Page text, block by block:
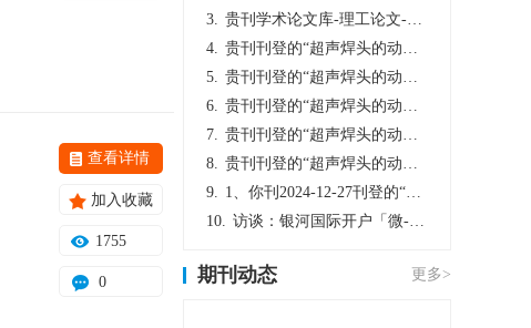
查看详情
加入收藏
1755
0
3. 贵刊学术论文库-理工论文-第16页刊登的“超声焊头的动力学分析与优化设计”，作者lizhiwei，时间2024-12-27，该论文由我本人在机电工程技术2024年第10期公开发表，lizhiwei并非本人，请将文章删除，消除影响，谢谢！
4. 贵刊刊登的“超声焊头的动力学分析与优化设计”，作者lizhiwei，时间2024-12-27，该论文由我本人在机电工程技术2024年第10期公开发表，lizhiwei并非本人，请将文章删除，消除影响，谢谢！
5. 贵刊刊登的“超声焊头的动力学分析与优化设计”，作者lizhiwei，时间2024-12-27，该论文由我本人在机电工程技术2024年第10期公开发表，lizhiwei并非本人，请将文章删除，消除影响，谢谢！
6. 贵刊刊登的“超声焊头的动力学分析与优化设计”，作者lizhiwei，时间2024-12-27，该论文由我本人在机电工程技术2024年第10期公开发表，lizhiwei并非本人，请将文章删除，消除影响，谢谢！
7. 贵刊刊登的“超声焊头的动力学分析与优化设计”，作者lizhiwei，时间2024-12-27，该论文由我本人在机电工程技术2024年第10期公开发表，lizhiwei并非本人，请将文章删除，消除影响，谢谢！
8. 贵刊刊登的“超声焊头的动力学分析与优化设计”，作者lizhiwei，时间2024-12-27，该论文由我本人在机电工程技术2024年第10期公开发表，lizhiwei并非本人，请将文章删除，消除影响，谢谢！
9. 1、你刊2024-12-27刊登的“超声焊头的动力学分析与优化设计论文”，是由我本人在“机电工程技术”，在2024年第10期公开发表的，而本刊转载“lizhiwei”非本人操作，请尽快将其删除，消除不良影响。
10. 访谈：银河国际开户「微-97905670-信」上分客服开户电话在线注册现场经理。机械文明荒野生存游戏《荒野起源》超新星测试将于12月18日上午10点正式开启!本次测试资格已陆续发放!各位拓荒者们准备好了么。
期刊动态 更多>